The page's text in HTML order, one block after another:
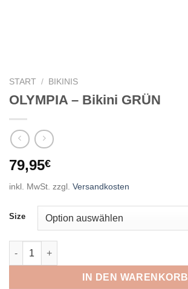
START / BIKINIS
OLYMPIA – Bikini GRÜN
79,95€
inkl. MwSt. zzgl. Versandkosten
Size
OLYMPIA - Bikini GRÜN Menge
IN DEN WARENKORB